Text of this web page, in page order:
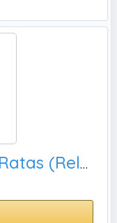
La Emperatriz de las Ratas (Relatos de Terror y Locura Libro 1)